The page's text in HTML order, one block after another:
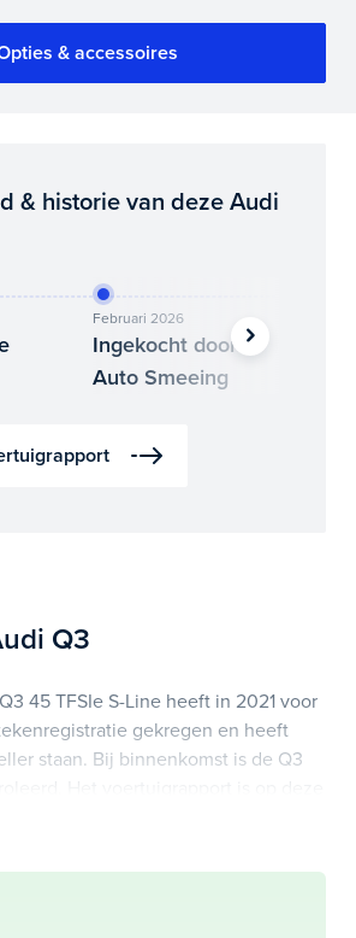
& accessoires
& historie van deze Audi
Februari 2026
Ingekocht door
Auto Smeeing
Q3
45 TFSIe S-Line heeft in 2021 voor
gekregen en heeft
staan. Bij binnenkomst is de Q3
en historie te downloaden.
Audi zijn onder andere apple
electronic climate controle,